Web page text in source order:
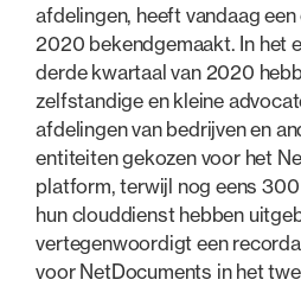
afdelingen, heeft vandaag
2020 bekendgemaakt. In het
derde kwartaal van 2020
zelfstandige en kleine
afdelingen van bedrijven en
entiteiten gekozen voor het
platform, terwijl nog eens
hun clouddienst hebben
vertegenwoordigt een
voor NetDocuments in het